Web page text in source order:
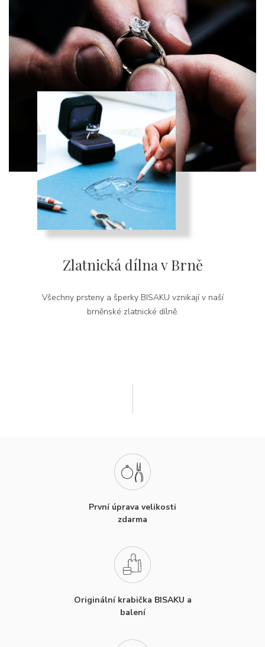
Zlatnická dílna v Brně
Všechny prsteny a šperky BISAKU vznikají v naší
brněnské zlatnické dílně.
První úprava velikosti
zdarma
Originální krabička BISAKU a
balení